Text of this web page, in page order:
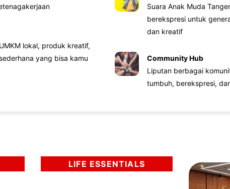
lokal, produk kreatif,
yang bisa kamu
Suara Anak Muda
berekspresi untuk
dan kreatif
Community Hub
Liputan berbagai
tumbuh, berekspresi,
LIFE ESSENTIALS